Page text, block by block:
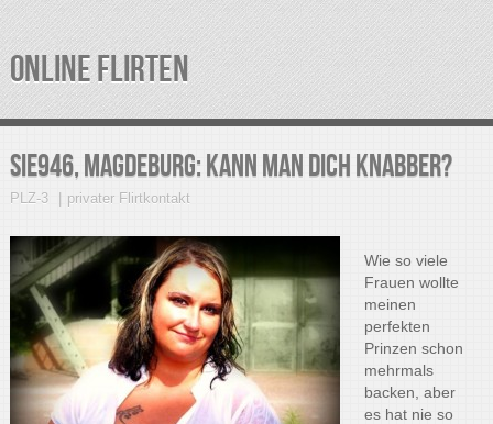
ONLINE FLIRTEN
Sie946, Magdeburg: Kann man dich knabber?
PLZ-3 privater Flirtkontakt
Wie so viele
Frauen wollte
meinen
perfekten
Prinzen schon
mehrmals
backen, aber
es hat nie so